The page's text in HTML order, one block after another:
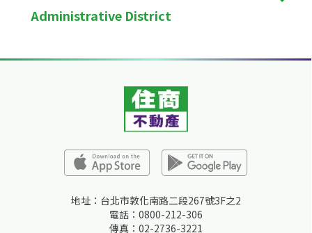
Administrative District
市、新竹縣、苗栗縣、彰化縣、南投縣、雲林縣、嘉
基隆市、新竹市
地址：台北市敦化南路二段267號3F之2
電話：0800-212-306
傳真：02-2736-3221